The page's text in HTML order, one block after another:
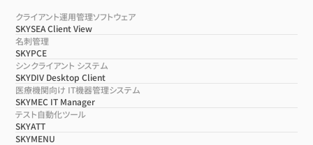
クライアント運用管理ソフトウェア
SKYSEA Client View
名刺管理
SKYPCE
シンクライアント システム
SKYDIV Desktop Client
医療機関向け IT機器管理システム
SKYMEC IT Manager
テスト自動化ツール
SKYATT
SKYMENU